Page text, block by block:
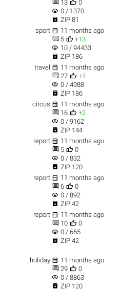
 13  0
visibility 0 / 1370
 ZIP 81
sport  11 months ago
 5  +13
visibility 10 / 94433
 ZIP 186
travel  11 months ago
 27  +1
visibility 0 / 4988
 ZIP 186
circus  11 months ago
 16  +2
visibility 0 / 9162
 ZIP 144
report  11 months ago
 5  0
visibility 0 / 832
 ZIP 120
report  11 months ago
 6  0
visibility 0 / 892
 ZIP 42
report  11 months ago
 10  0
visibility 0 / 665
 ZIP 42
holiday  11 months ago
 29  0
visibility 0 / 8863
 ZIP 120